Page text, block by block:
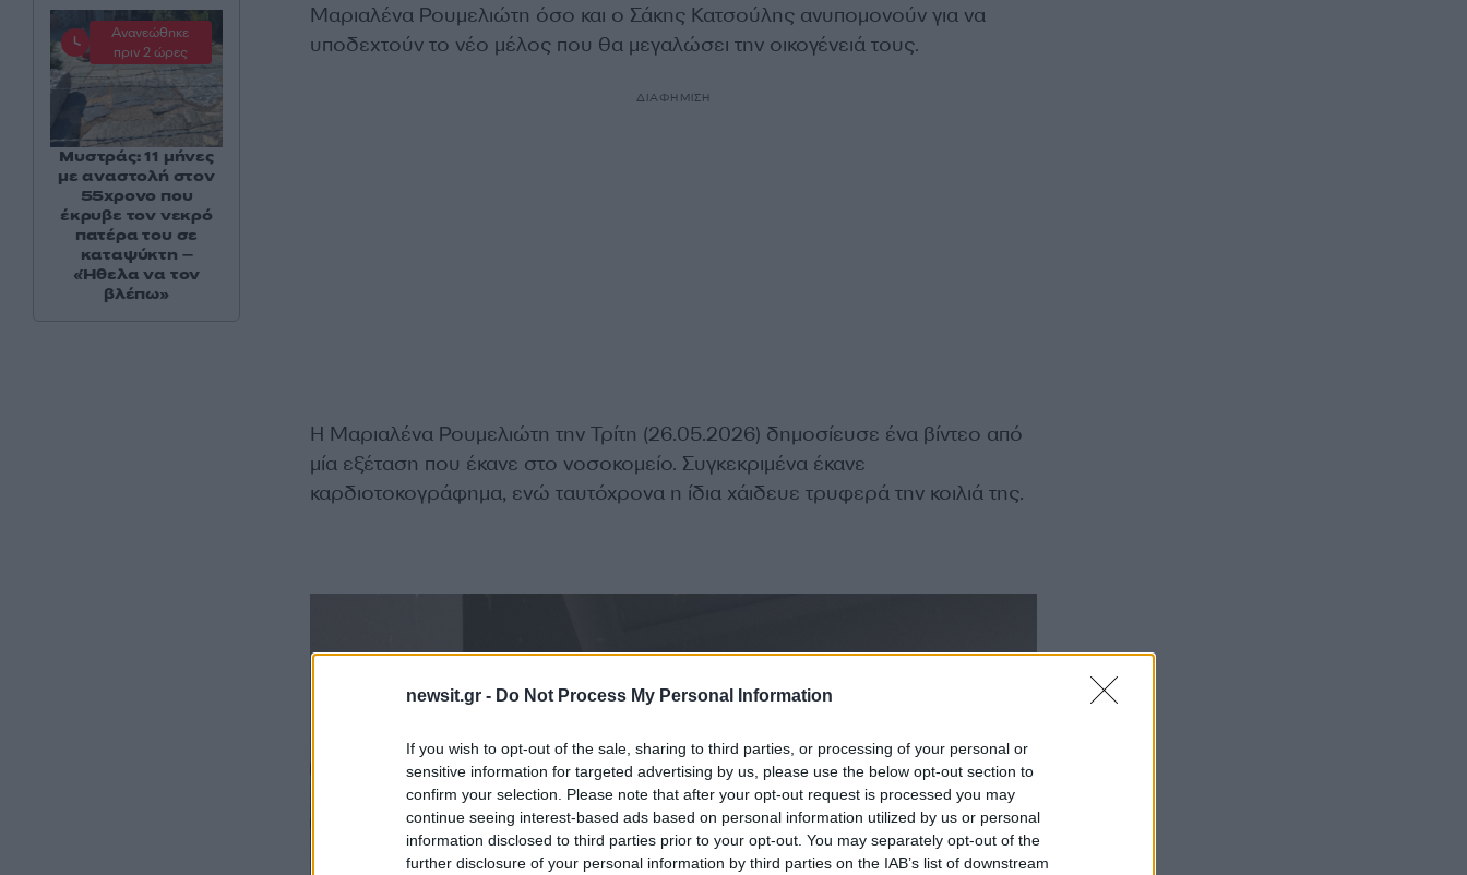
newsit.gr - Do Not Process My Personal Information
If you wish to opt-out of the sale, sharing to third parties, or processing of your personal or
sensitive information for targeted advertising by us, please use the below opt-out section to
confirm your selection. Please note that after your opt-out request is processed you may
continue seeing interest-based ads based on personal information utilized by us or personal
information disclosed to third parties prior to your opt-out. You may separately opt-out of the
further disclosure of your personal information by third parties on the IAB’s list of downstream
Μαριαλένα Ρουμελιώτη όσο και ο Σάκης Κατσούλης ανυπομονούν για να
υποδεχτούν το νέο μέλος που θα μεγαλώσει την οικογένειά τους.
ΔΙΑΦΗΜΙΣΗ
Η Μαριαλένα Ρουμελιώτη την Τρίτη (26.05.2026) δημοσίευσε ένα βίντεο από
μία εξέταση που έκανε στο νοσοκομείο. Συγκεκριμένα έκανε
καρδιοτοκογράφημα, ενώ ταυτόχρονα η ίδια χάιδευε τρυφερά την κοιλιά της.
Ανανεώθηκε
πριν 2 ώρες
Μυστράς: 11 μήνες
με αναστολή στον
55χρονο που
έκρυβε τον νεκρό
πατέρα του σε
καταψύκτη –
«Ήθελα να τον
βλέπω»